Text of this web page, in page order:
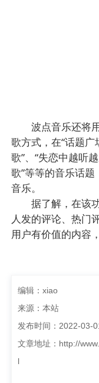
波点音乐还将用
歌方式，在“话题广
歌”、“失恋中越听
歌”等等的音乐话
音乐。
据了解，在该功
人发的评论、热门
用户有价值的内容
编辑：xiao
来源：本站
发布时间：2022-03-
文章地址： http://
l